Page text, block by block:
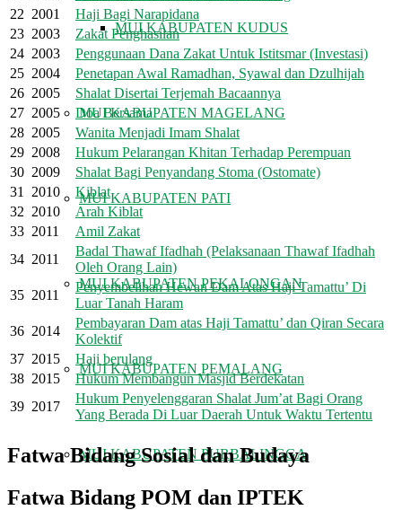
MUI KABUPATEN KUDUS
MUI KABUPATEN MAGELANG
MUI KABUPATEN PATI
MUI KABUPATEN PEKALONGAN
MUI KABUPATEN PEMALANG
MUI KABUPATEN PURBALINGGA
22 2001
Haji Bagi Narapidana
23 2003
Zakat Penghasilan
24 2003
Penggunaan Dana Zakat Untuk Istitsmar (Investasi)
25 2004
Penetapan Awal Ramadhan, Syawal dan Dzulhijah
26 2005
Shalat Disertai Terjemah Bacaannya
27 2005
Doa Bersama
28 2005
Wanita Menjadi Imam Shalat
29 2008
Hukum Pelarangan Khitan Terhadap Perempuan
30 2009
Shalat Bagi Penyandang Stoma (Ostomate)
31
2010
Kiblat
32 2010
Arah Kiblat
33 2011
Amil Zakat
34 2011
Badal Thawaf Ifadhah (Pelaksanaan Thawaf Ifadhah
Oleh Orang Lain)
35 2011
Penyembelihan Hewan Dam Atas Haji Tamattu’ Di
Luar Tanah Haram
36 2014
Pembayaran Dam atas Haji Tamattu’ dan Qiran Secara
Kolektif
37 2015
Haji berulang
38 2015
Hukum Membangun Masjid Berdekatan
39 2017
Hukum Penyelenggaran Shalat Jum’at Bagi Orang
Yang Berada Di Luar Daerah Untuk Waktu Tertentu
Fatwa Bidang Sosial dan Budaya
Fatwa Bidang POM dan IPTEK